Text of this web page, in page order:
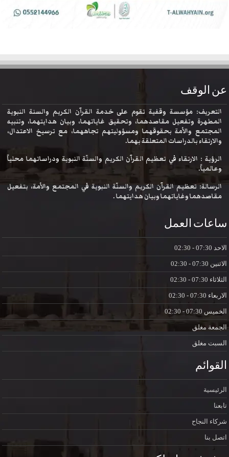
عن الوقف
التعريف: مؤسسة وقفية تقوم على خدمة القرآن الكريم والسنة النبوية
المطهرة وتفعيل مقاصدهما، وتحقيق غاياتهما، وبيان هدايتهما، وتنبيه
المجتمع والأمة بحقوقهما ومسؤوليتهم تجاههما، مع ترسيخ الاعتدال،
والارتقاء بالدراسات المتعلقة بهما.
الرؤية : الارتقاء في تعظيم القرآن الكريم والسنّة النبوية ودراساتهما محلياً
وعالمياً.
الرسالة: تعظيم القرآن الكريم والسنّة النبوية في المجتمع والأمة، بتفعيل
مقاصدهما وغاياتهما وبيان هدايتهما .
ساعات العمل
الاحد
الاثنين
الثلاثاء
الاربعاء
الخميس
الجمعة مغلق
السبت مغلق
القوائم
الرئيسية
تابعنا
شركاء النجاح
اتصل بنا